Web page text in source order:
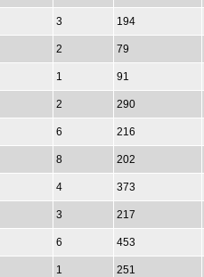
3 194
2 79
1 91
2 290
6 216
8 202
4 373
3 217
6 453
1 251